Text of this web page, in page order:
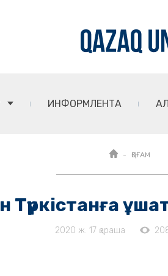
ИНФОРМЛЕНТА
ҚОҒАМ
Түркістанға
2020 ж. 17 қараша